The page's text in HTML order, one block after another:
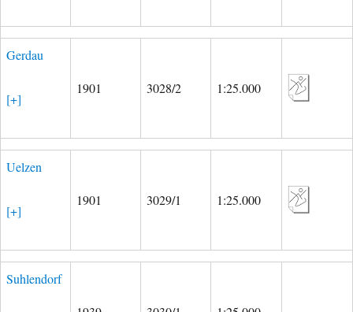
Gerdau
[+]
1901 3028/2 1:25.000
Uelzen
[+]
1901 3029/1 1:25.000
Suhlendorf